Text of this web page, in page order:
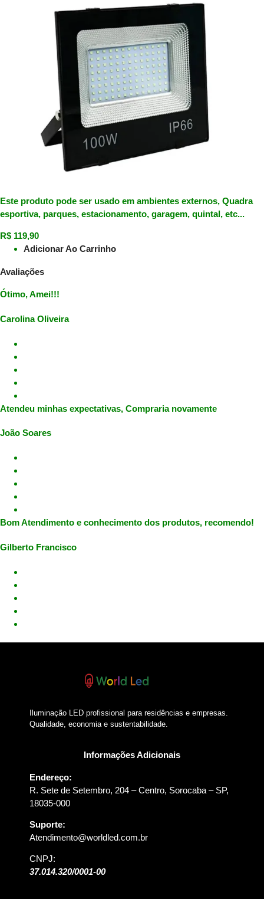
Este produto pode ser usado em ambientes externos, Quadra
esportiva, parques, estacionamento, garagem, quintal, etc...
R$ 119,90
Adicionar Ao Carrinho
Avaliações
Ótimo, Amei!!!
Carolina Oliveira
Atendeu minhas expectativas, Compraria novamente
João Soares
Bom Atendimento e conhecimento dos produtos, recomendo!
Gilberto Francisco
Iluminação LED profissional para residências e empresas.
Qualidade, economia e sustentabilidade.
Informações Adicionais
Endereço:
R. Sete de Setembro, 204 – Centro, Sorocaba – SP,
18035-000
Suporte:
Atendimento@worldled.com.br
CNPJ:
37.014.320/0001-00